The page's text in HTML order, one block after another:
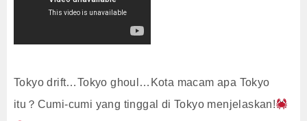
Tokyo drift…Tokyo ghoul…Kota macam apa Tokyo
itu？Cumi-cumi yang tinggal di Tokyo menjelaskan!